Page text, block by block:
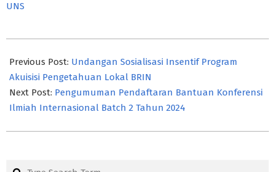
UNS
05-
16
Previous Post: Undangan Sosialisasi Insentif Program
Akuisisi Pengetahuan Lokal BRIN
Next Post: Pengumuman Pendaftaran Bantuan Konferensi
Ilmiah Internasional Batch 2 Tahun 2024
Search